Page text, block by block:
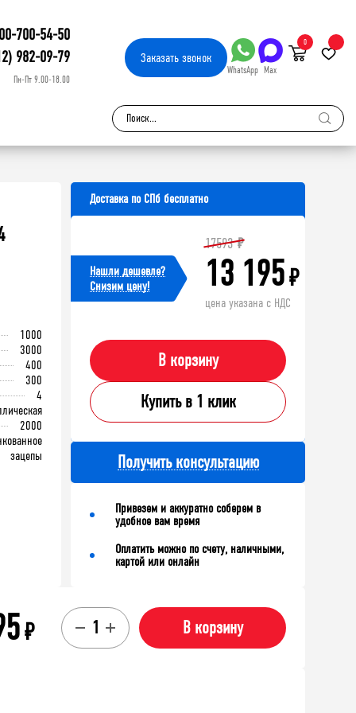
700-54-50
982-09-79
Пн-Пт 9.00-18.00
Заказатьзвонок
WhatsApp Max
0
1000
3000
400
300
4
2000
зацепы
Доставка по СПб бесплатно
Нашли дешевле?
Cнизим цену!
17593 ₽
13 195₽
цена указана с НДС
В корзину
Купить в 1 клик
Получить консультацию
Привезем и аккуратно соберем в
удобное вам время
Оплатить можно по счету, наличными,
картой или онлайн
₽ В корзину